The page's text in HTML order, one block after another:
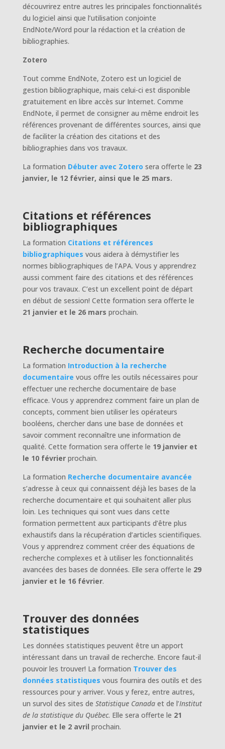
découvrirez entre autres les principales fonctionnalités
du logiciel ainsi que l’utilisation conjointe
EndNote/Word pour la rédaction et la création de
bibliographies.
Zotero
Tout comme EndNote, Zotero est un logiciel de
gestion bibliographique, mais celui-ci est disponible
gratuitement en libre accès sur Internet. Comme
EndNote, il permet de consigner au même endroit les
références provenant de différentes sources, ainsi que
de faciliter la création des citations et des
bibliographies dans vos travaux.
La formation Débuter avec Zotero sera offerte le 23
janvier, le 12 février, ainsi que le 25 mars.
Citations et références
bibliographiques
La formation Citations et références
bibliographiques vous aidera à démystifier les
normes bibliographiques de l’APA. Vous y apprendrez
aussi comment faire des citations et des références
pour vos travaux. C’est un excellent point de départ
en début de session! Cette formation sera offerte le
21 janvier et le 26 mars prochain.
Recherche documentaire
La formation Introduction à la recherche
documentaire vous offre les outils nécessaires pour
effectuer une recherche documentaire de base
efficace. Vous y apprendrez comment faire un plan de
concepts, comment bien utiliser les opérateurs
booléens, chercher dans une base de données et
savoir comment reconnaître une information de
qualité. Cette formation sera offerte le 19 janvier et
le 10 févrierprochain.
La formation Recherche documentaire avancée
s’adresse à ceux qui connaissent déjà les bases de la
recherche documentaire et qui souhaitent aller plus
loin. Les techniques qui sont vues dans cette
formation permettent aux participants d’être plus
exhaustifs dans la récupération d’articles scientifiques.
Vous y apprendrez comment créer des équations de
recherche complexes et à utiliser les fonctionnalités
avancées des bases de données. Elle sera offerte le 29
janvier et le 16 février.
Trouver des données
statistiques
Les données statistiques peuvent être un apport
intéressant dans un travail de recherche. Encore faut-il
pouvoir les trouver! La formation Trouver des
données statistiques vous fournira des outils et des
ressources pour y arriver. Vous y ferez, entre autres,
un survol des sites de Statistique Canadaet de l’Institut
de la statistique du Québec. Elle sera offerte le 21
janvier et le 2 avril prochain.